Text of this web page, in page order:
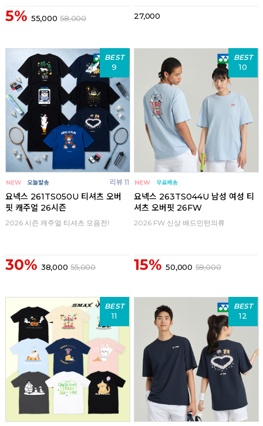
5% 55,000 58,000 27,000
BEST
9
리뷰 11
요넥스 261TS050U 티셔츠 오버
핏 캐주얼 26시즌
2026 시즌 캐주얼 티셔츠 모음전!
30% 38,000 55,000
BEST
10
요넥스 263TS044U 남성 여성 티
셔츠 오버핏 26FW
2026 FW 신상 배드민턴의류
15% 50,000 59,000
BEST
11
BEST
12